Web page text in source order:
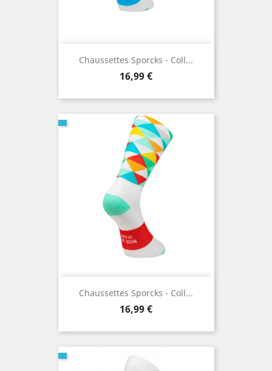
Chaussettes Sporcks - Coll...
Prix
16,99 €
Chaussettes Sporcks - Coll...
Prix
16,99 €